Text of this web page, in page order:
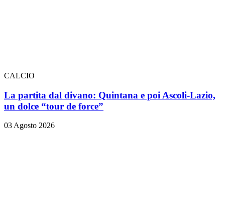
CALCIO
La partita dal divano: Quintana e poi Ascoli-Lazio,
un dolce “tour de force”
03 Agosto 2026